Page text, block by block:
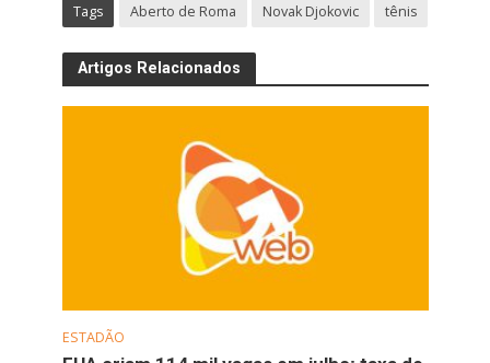
Tags Aberto de Roma Novak Djokovic tênis
Artigos Relacionados
ESTADÃO